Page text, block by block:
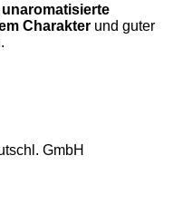
Charakter und guter
GmbH